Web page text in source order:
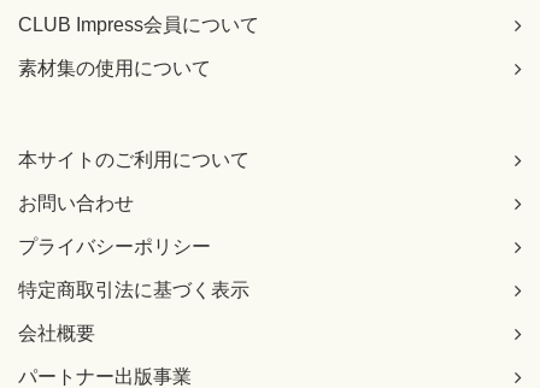
CLUB Impress会員について
素材集の使用について
本サイトのご利用について
お問い合わせ
プライバシーポリシー
特定商取引法に基づく表示
会社概要
パートナー出版事業